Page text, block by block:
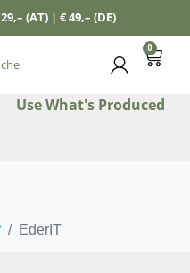
(AT) | € 49,– (DE)
0
Use What's Produced
EderIT